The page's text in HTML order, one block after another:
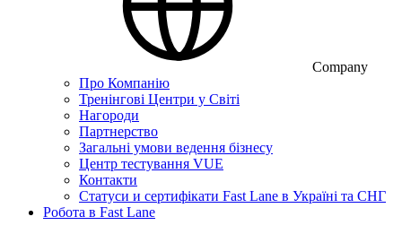
Company
Про Компанію
Тренінгові Центри у Світі
Нагороди
Партнерство
Загальні умови ведення бізнесу
Центр тестування VUE
Контакти
Статуси и сертифікати Fast Lane в Україні та СНГ
Робота в Fast Lane